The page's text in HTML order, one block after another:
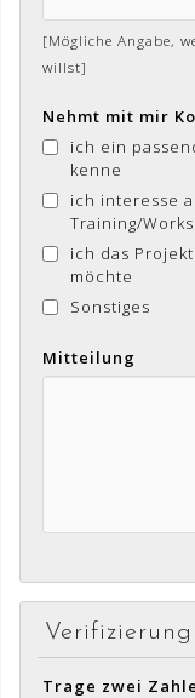
[Mögliche Angabe,
willst]
Nehmt mit mir
ich ein
kenne
ich interesse
Training/
ich das
möchte
Sonstiges
Mitteilung
Verifizierung
Trage zwei